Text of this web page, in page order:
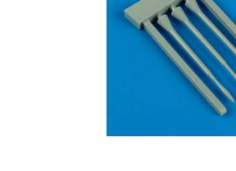
BARVY A POMŮCKY